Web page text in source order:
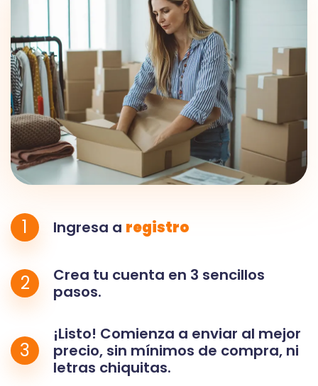
1 Ingresa a registro
2
Crea tu cuenta en 3 sencillos
pasos.
3
¡Listo! Comienza a enviar al mejor
precio, sin mínimos de compra, ni
letras chiquitas.